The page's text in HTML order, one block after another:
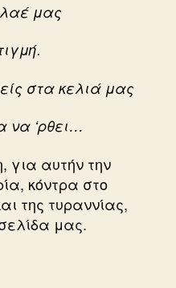
μας
στα κελιά μας
να ‘ρθει…
για αυτήν την
κόντρα στο
της τυραννίας,
μας.